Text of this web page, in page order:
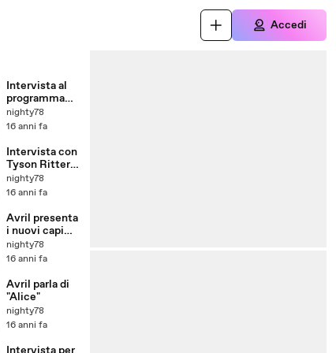
Accedi
Intervista al
programma
Chelsea
Lately
nighty78
16 anni fa
Intervista con
Tyson Ritter
su Almost
Alice
nighty78
16 anni fa
Avril presenta
i nuovi capi
Abbey Dawn
su ET Canada
nighty78
16 anni fa
Avril parla di
"Alice"
nighty78
16 anni fa